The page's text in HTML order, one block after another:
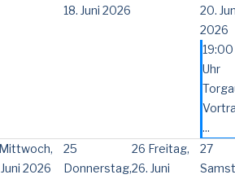
18. Juni 2026
20.
2026
19:00
Uhr
...
Mittwoch,
2026
25
Donnerstag,
26 Freitag,
26. Juni
27